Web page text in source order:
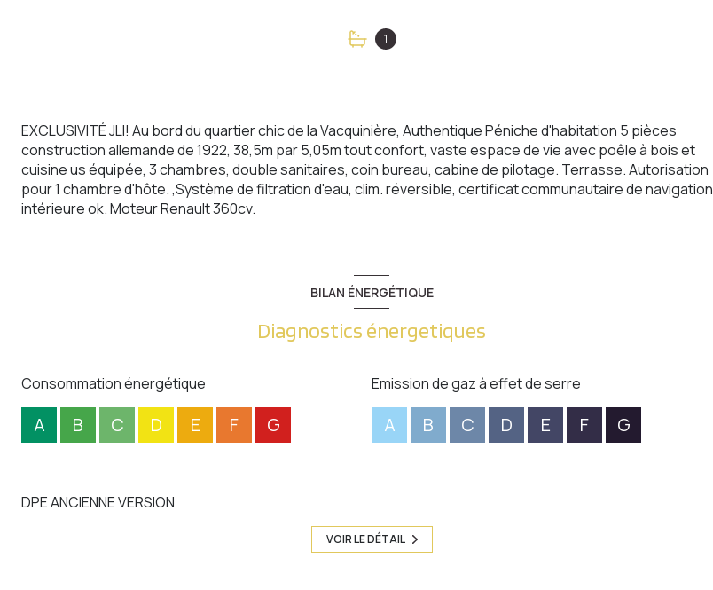
1
EXCLUSIVITÉ JLI! Au bord du quartier chic de la Vacquinière, Authentique Péniche d'habitation 5 pièces
construction allemande de 1922, 38,5m par 5,05m tout confort, vaste espace de vie avec poêle à bois et
cuisine us équipée, 3 chambres, double sanitaires, coin bureau, cabine de pilotage. Terrasse. Autorisation
pour 1 chambre d'hôte. ,Système de filtration d'eau, clim. réversible, certificat communautaire de navigation
intérieure ok. Moteur Renault 360cv.
BILAN ÉNERGÉTIQUE
Diagnostics énergetiques
Consommation énergétique
A B C D E F G
Emission de gaz à effet de serre
A B C D E F G
DPE ANCIENNE VERSION
VOIR LE DÉTAIL